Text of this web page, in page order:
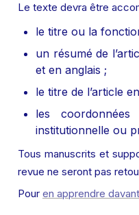
Le texte devra être
le titre ou la
un résumé de
et en anglais ;
le titre de l’article
les
institutionnelle ou
Tous manuscrits et
revue ne seront pas
Pour en apprendre